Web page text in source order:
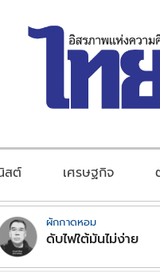
สต์ เศรษฐกิจ
ผักกาดหอม
ดับไฟใต้มันไม่ง่าย